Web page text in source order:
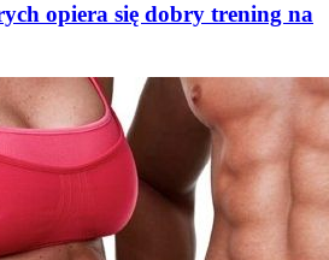
opiera się dobry trening na